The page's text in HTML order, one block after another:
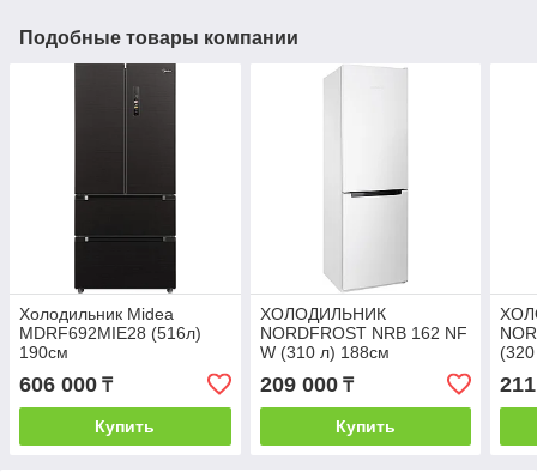
Подобные товары компании
Холодильник Midea
MDRF692MIE28 (516л)
190см
606 000 ₸
Купить
ХОЛОДИЛЬНИК
NORDFROST NRB 162 NF
W (310 л) 188см
209 000₸
Купить